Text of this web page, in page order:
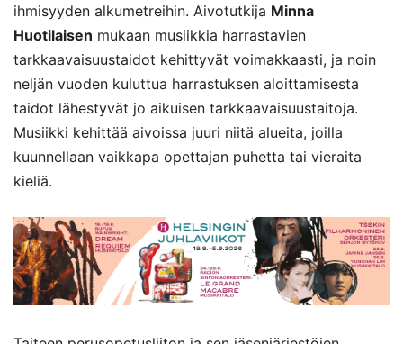
ihmisyyden alkumetreihin. Aivotutkija Minna
Huotilaisen mukaan musiikkia harrastavien
tarkkaavaisuustaidot kehittyvät voimakkaasti, ja noin
neljän vuoden kuluttua harrastuksen aloittamisesta
taidot lähestyvät jo aikuisen tarkkaavaisuustaitoja.
Musiikki kehittää aivoissa juuri niitä alueita, joilla
kuunnellaan vaikkapa opettajan puhetta tai vieraita
kieliä.